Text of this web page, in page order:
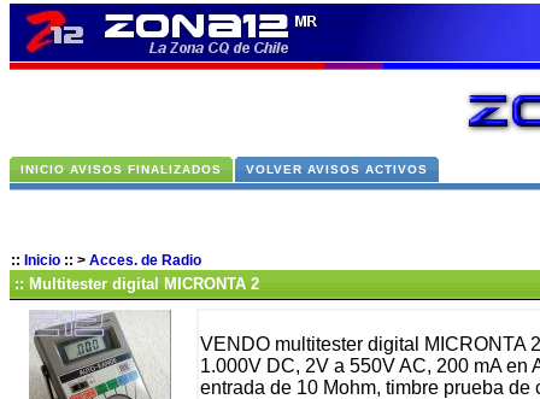
INICIO AVISOS FINALIZADOS VOLVER AVISOS ACTIVOS
:: Inicio :: > Acces. de Radio
:: Multitester digital MICRONTA 2
VENDO multitester digital MICRONTA
1.000V DC, 2V a 550V AC, 200 mA
entrada de 10 Mohm, timbre prueba